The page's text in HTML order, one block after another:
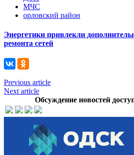
МЧС
орловский район
Энергетики привлекли
ремонта сетей
Previous article
Next article
Обсуждение новостей